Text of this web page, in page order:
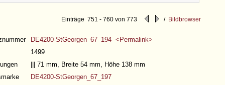
Einträge 751 - 760 von 773 / Bildbrowser
DE4200-StGeorgen_67_194 <Permalink>
1499
||| 71 mm, Breite 54 mm, Höhe 138 mm
DE4200-StGeorgen_67_197